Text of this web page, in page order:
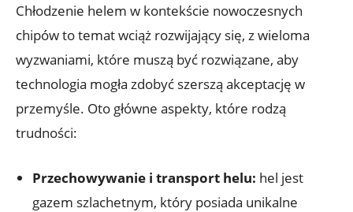
Chłodzenie helem‌ w kontekście nowoczesnych
chipów to temat⁣ wciąż rozwijający się, z wieloma
⁢wyzwaniami, które muszą ⁣być rozwiązane, aby
technologia mogła zdobyć szerszą‍ akceptację w
przemyśle. Oto główne‌ aspekty, które rodzą
trudności:
Przechowywanie‍ i transport helu: ​hel jest
gazem szlachetnym, który posiada unikalne